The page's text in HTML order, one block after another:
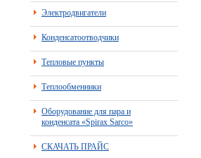
Электродвигатели
Конденсатоотводчики
Тепловые пункты
Теплообменники
Оборудование для пара и
конденсата «Spirax Sarco»
СКАЧАТЬ ПРАЙС